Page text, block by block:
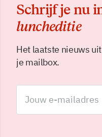
Schrijf je nu
luncheditie
Het laatste nieuws
je mailbox.